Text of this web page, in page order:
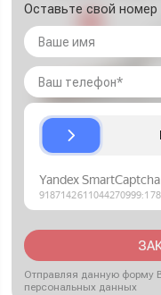
Оставьте свой
Отправляя данную форму
персональных данных